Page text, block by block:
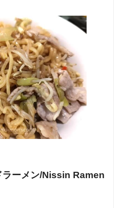
ラーメン/Nissin Ramen